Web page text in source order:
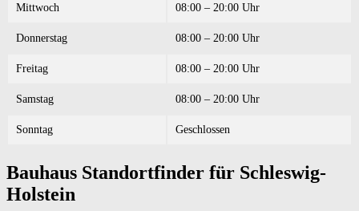
Mittwoch 08:00 – 20:00 Uhr
Donnerstag 08:00 – 20:00 Uhr
Freitag 08:00 – 20:00 Uhr
Samstag 08:00 – 20:00 Uhr
Sonntag Geschlossen
Bauhaus Standortfinder für Schleswig-
Holstein